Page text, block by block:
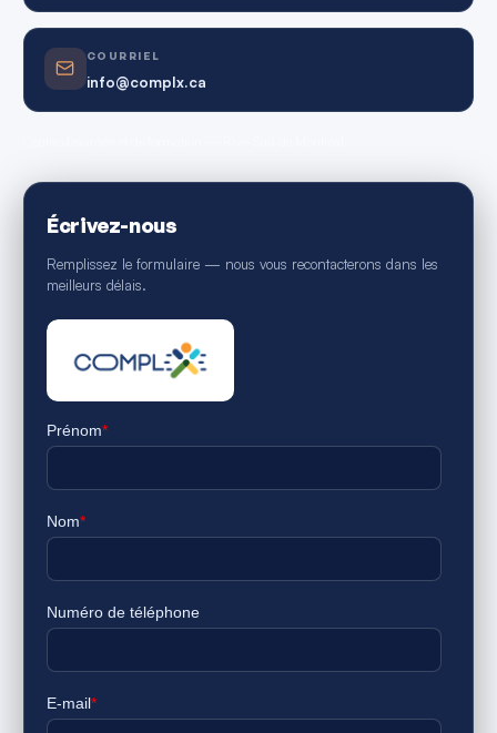
COURRIEL
info@complx.ca
Écrivez-nous
Remplissez le formulaire — nous vous recontacterons dans les
meilleurs délais.